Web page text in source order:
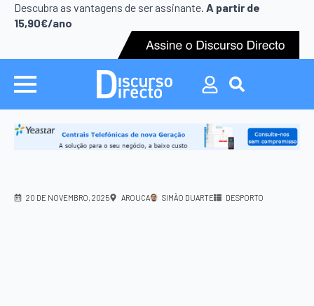
Descubra as vantagens de ser assinante. A partir de
15,90€/ano
Search
for:
Search
20 DE NOVEMBRO, 2025 AROUCA SIMÃO DUARTE DESPORTO